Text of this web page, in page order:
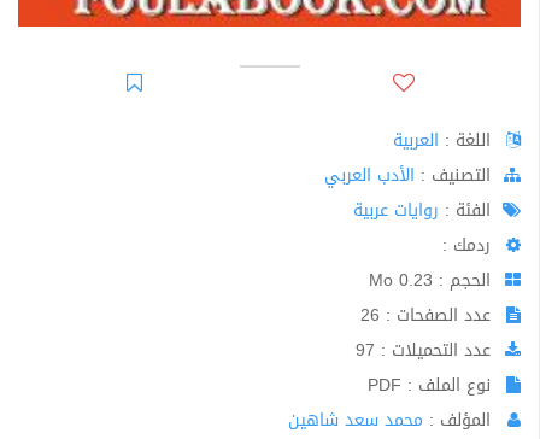
اللغة : العربية
اﻟﺘﺼﻨﻴﻒ : الأدب العربي
الفئة : روايات عربية
ردمك :
الحجم : 0.23 Mo
عدد الصفحات : 26
عدد التحميلات : 97
نوع الملف : PDF
المؤلف : محمد سعد شاهين